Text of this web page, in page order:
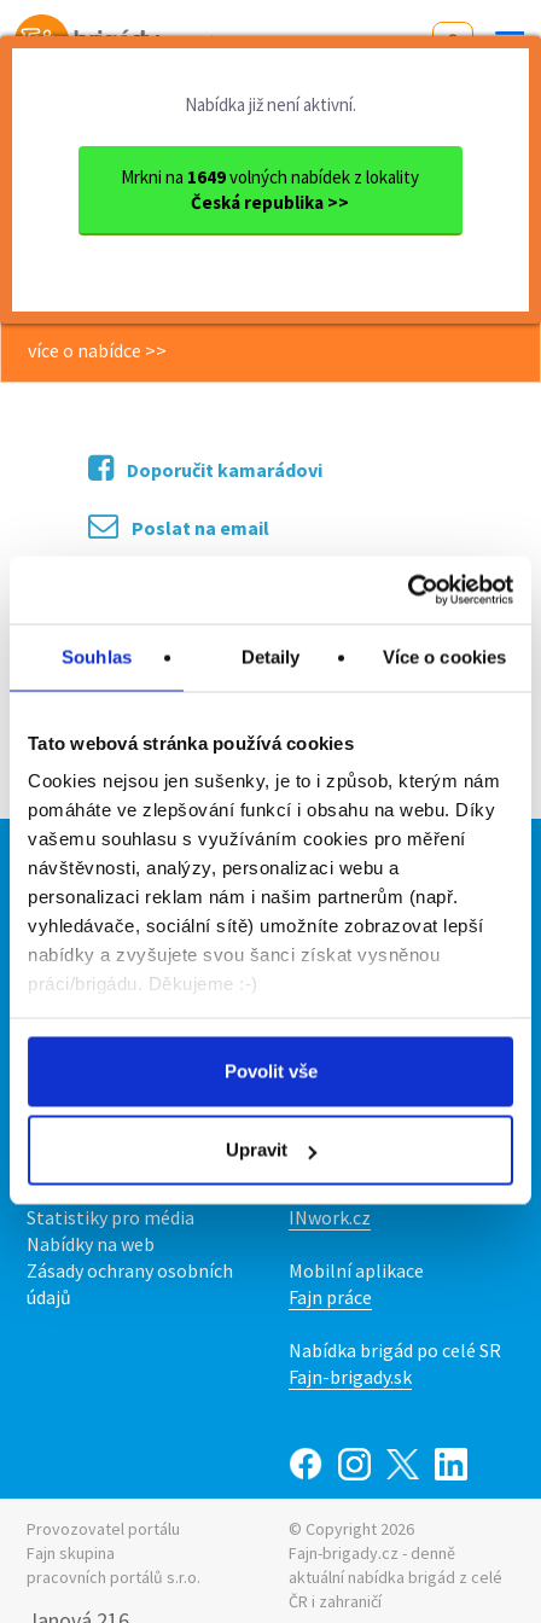
Souhlas Detaily Více o cookies
Tato webová stránka používá cookies
Cookies nejsou jen sušenky, je to i způsob, kterým nám
pomáháte ve zlepšování funkcí i obsahu na webu. Díky
vašemu souhlasu s využíváním cookies pro měření
návštěvnosti, analýzy, personalizaci webu a
personalizaci reklam nám i našim partnerům (např.
vyhledávače, sociální sítě) umožníte zobrazovat lepší
nabídky a zvyšujete svou šanci získat vysněnou
práci/brigádu. Děkujeme :-)
Povolit vše
Upravit
Od první brigády
Nabídka již není aktivní.
Mrkni na 1649volných nabídek z lokality
Česká republika >>
okres Pelhřimov
Obsluha baru a herny – Přid...
Obsluha baru a herny – Přidejte se k
více o nabídce >>
Doporučit kamarádovi
Poslat na email
Zpět
Brigádníci
Články
Hledané brigády
Firmy
Vložit inzerát
Ceník
Kontakt
Upravit předvolby cookies
Statistiky pro média
Nabídky na web
Zásady ochrany osobních
údajů
Naše další projekty
Mobilní aplikace
Nabídka práce z celé ČR
INwork.cz
Mobilní aplikace
Fajn práce
Nabídka brigád po celé SR
Fajn-brigady.sk
Provozovatel portálu
Fajn skupina
pracovních portálů s.r.o.
© Copyright 2026
Fajn-brigady.cz - denně
aktuální nabídka brigád z celé
ČR i zahraničí